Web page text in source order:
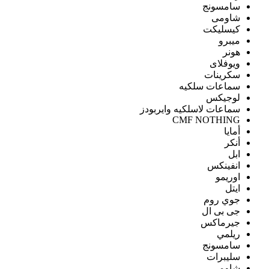
سامسونج
شاومى
كيسليكت
ميبرو
هونر
ويوفلاى
سكرينات
سماعات سلكيه
لوجيكس
سماعات لاسلكيه وايربودز
CMF NOTHING
أمايا
أنكر
ابل
انفينكس
اوريمو
ايتل
جوي روم
جى بى ال
جيرماكس
ريلمي
سامسونج
سليبرات